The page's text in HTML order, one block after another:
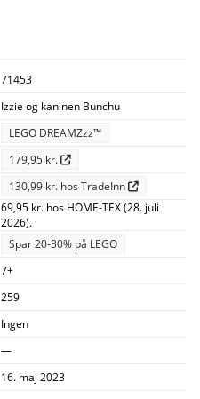
71453
Izzie og kaninen Bunchu
LEGO DREAMZzz™
179,95 kr.
130,99 kr. hos TradeInn
69,95 kr. hos HOME-TEX (28. juli
2026).
Spar 20-30% på LEGO
7+
259
Ingen
—
16. maj 2023